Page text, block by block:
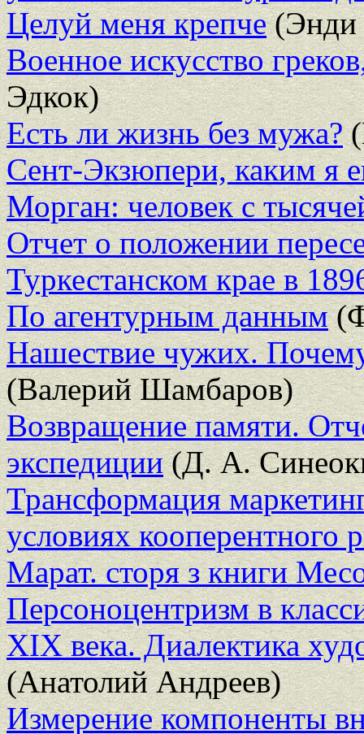
Целуй меня крепче(Энди
Военное искусство
Эдкок)
Есть ли жизнь без мужа?
Сент-Экзюпери, каким я
Морган: человек с
Отчет о положении
Туркестанском крае в
По агентурным данным
Нашествие чужих.
(Валерий Шамбаров)
Возвращение памяти.
экспедиции(Д. А.
Трансформация
условиях кооперентного
Марат. сторя з книги
Персоноцентризм в
ХIХ века. Диалектика
(Анатолий Андреев)
Измерение компоненты